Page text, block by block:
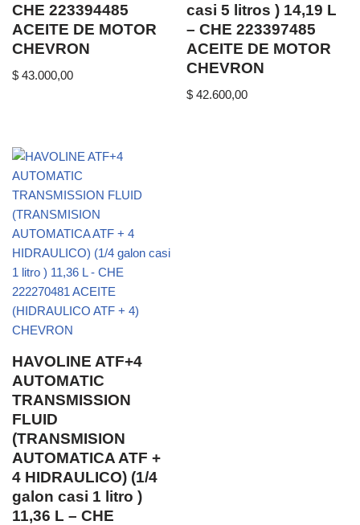
CHE 223394485
ACEITE DE MOTOR
CHEVRON
$ 43.000,00
casi 5 litros ) 14,19 L
– CHE 223397485
ACEITE DE MOTOR
CHEVRON
$ 42.600,00
HAVOLINE ATF+4
AUTOMATIC
TRANSMISSION
FLUID
(TRANSMISION
AUTOMATICA ATF +
4 HIDRAULICO) (1/4
galon casi 1 litro )
11,36 L – CHE